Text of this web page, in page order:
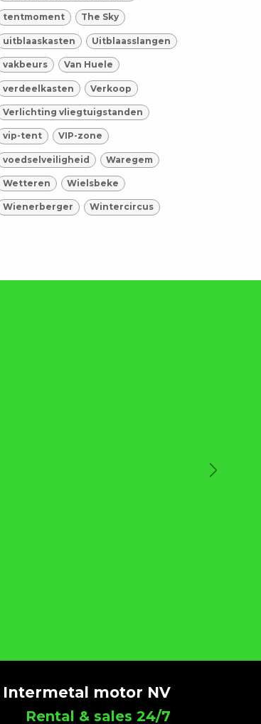
tentmoment The Sky
uitblaaskasten Uitblaasslangen
vakbeurs Van Huele
verdeelkasten Verkoop
Verlichting vliegtuigstanden
vip-tent VIP-zone
voedselveiligheid Waregem
Wetteren Wielsbeke
Wienerberger Wintercircus
Intermetal motor NV
Rental & sales 24/7